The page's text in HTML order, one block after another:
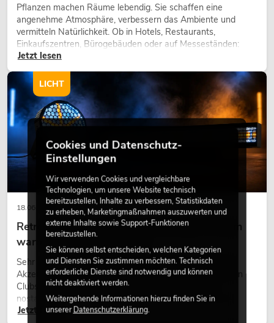
Pflanzen machen Räume lebendig. Sie schaffen eine
angenehme Atmosphäre, verbessern das Ambiente und
vermitteln Natürlichkeit. Ob in Hotels, Restaurants,
Einkaufszentren, Bürogebäuden oder auf Messeständen:
eine hochwertige Begrünung gehört heute längst zum
Jetzt lesen
18.06.2026
Retro-Licht im modernen Lichtdesign: Warum
warmes Licht wieder wirkt
Sehr warmes Licht, sichtbare Leuchtflächen und farbige
Akzente prägen viele aktuelle Lichtdesigns auf Bühnen, in
Clubs und bei Events. Retro-Licht ist dabei kein rein
nostalgischer Effekt, sondern ein bewusst eingesetztes
Gestaltungsmittel: Es schafft Atmosphäre, gibt Szenen
Jetzt lesen
LICHT
Cookies und Datenschutz-
Einstellungen
Wir verwenden Cookies und vergleichbare
Technologien, um unsere Website technisch
bereitzustellen, Inhalte zu verbessern, Statistikdaten
zu erheben, Marketingmaßnahmen auszuwerten und
externe Inhalte sowie Support-Funktionen
bereitzustellen.
Sie können selbst entscheiden, welchen Kategorien
und Diensten Sie zustimmen möchten. Technisch
erforderliche Dienste sind notwendig und können
nicht deaktiviert werden.
Weitergehende Informationen hierzu finden Sie in
unsererDatenschutzerklärung.